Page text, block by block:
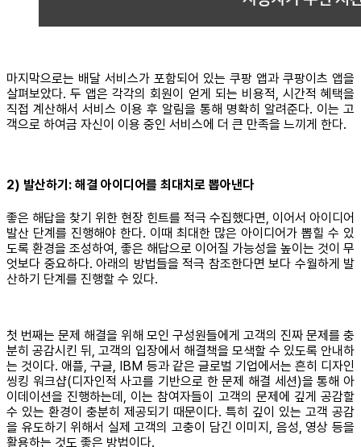
마지막으로는 배달 서비스가 포함되어 있는 쿠팡 앱과 쿠팡이츠 앱을
살펴보았다. 두 앱은 각각의 회원이 얻게 되는 비용적, 시간적 혜택을
직접 계산해서 서비스 이용 후 알림을 통해 명확히 알려준다. 이는 고
객으로 하여금 자신이 이용 중인 서비스에 더 큰 만족을 느끼게 한다.
2) 발산하기: 해결 아이디어를 최대치로 뽑아낸다
좋은 해답을 찾기 위한 현장 힌트를 적극 수집했다면, 이어서 아이디어
발산 단계를 진행해야 한다. 이때 최대한 많은 아이디어가 뽑힐 수 있
도록 환경을 조성하여, 좋은 해답으로 이어질 가능성을 높이는 것이 무
엇보다 중요하다. 아래의 방법들을 적극 참조한다면 보다 수월하게 발
산하기 단계를 진행할 수 있다.
첫 번째는 문제 해결을 위해 모인 구성원들에게 고객의 진짜 문제를 충
분히 공감시킨 뒤, 고객의 입장에서 해결책을 모색할 수 있도록 안내하
는 것이다. 애플, 구글, IBM 등과 같은 글로벌 기업에서는 흔히 디자인
씽킹 워크샵(디자인적 사고를 기반으로 한 문제 해결 세션)을 통해 아
이데이션을 진행하는데, 이는 참여자들이 고객의 문제에 깊게 공감할
수 있는 환경이 충분히 제공되기 때문이다. 특히 깊이 있는 고객 공감
을 유도하기 위해서 실제 고객의 고충이 담긴 이미지, 음성, 영상 등을
활용하는 것도 좋은 방법이다.